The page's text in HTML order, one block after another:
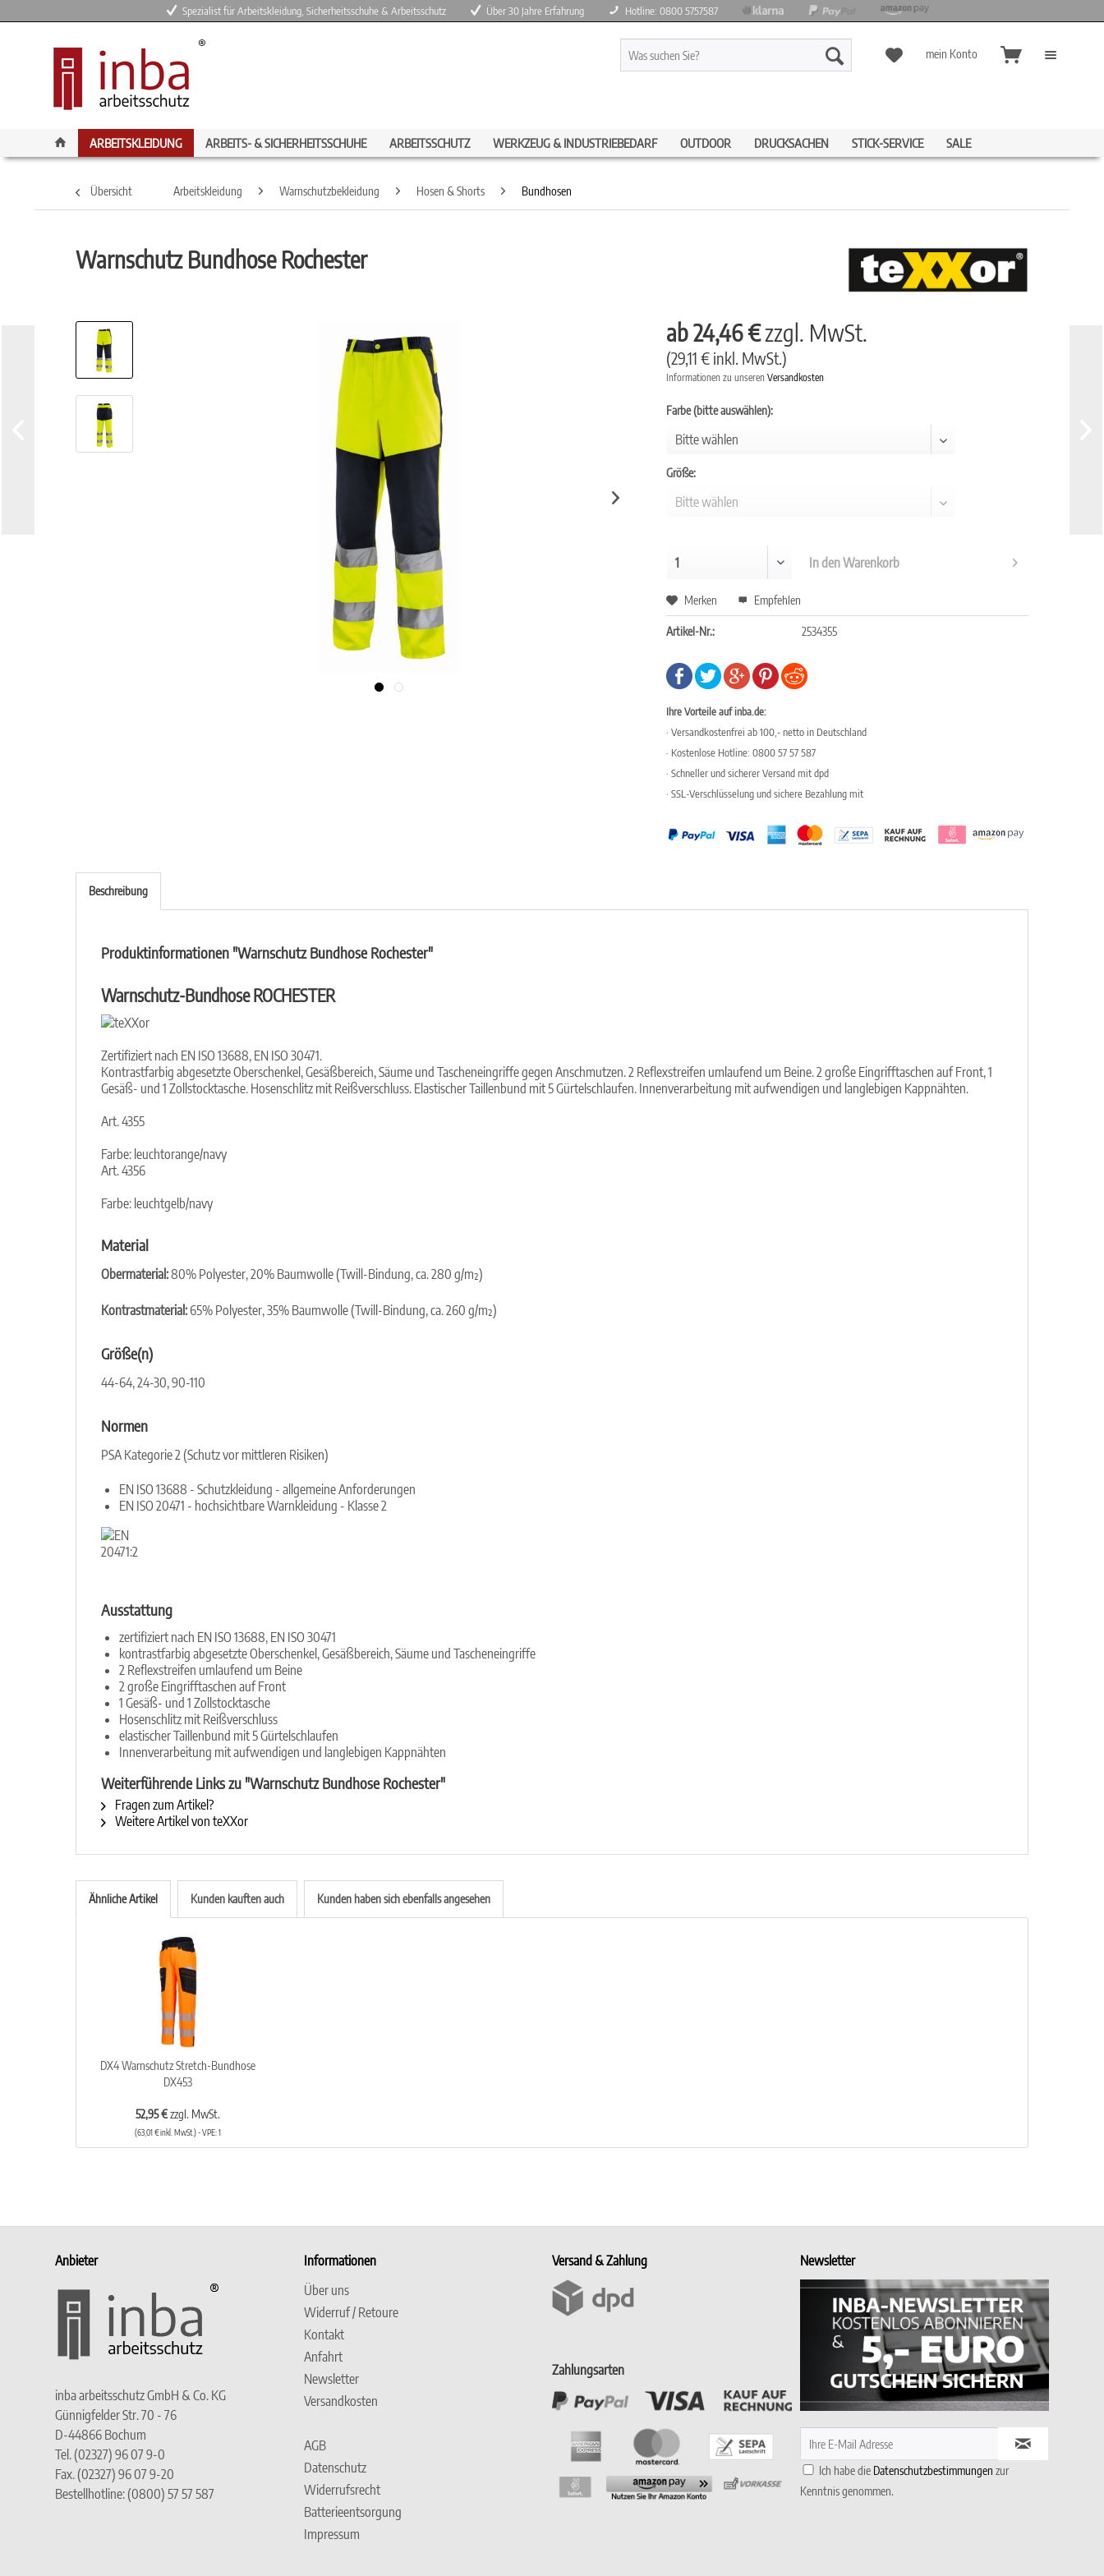
Spezialist für Arbeitskleidung, Sicherheitsschuhe & Arbeitsschutz Über 30 Jahre Erfahrung Hotline: 0800 5757587
mein Konto
ARBEITSKLEIDUNG ARBEITS- & SICHERHEITSSCHUHE ARBEITSSCHUTZ WERKZEUG & INDUSTRIEBEDARF OUTDOOR DRUCKSACHEN STICK-SERVICE SALE
Übersicht Arbeitskleidung Warnschutzbekleidung Hosen & Shorts Bundhosen
Warnschutz Bundhose Rochester
ab 24,46 €zzgl. MwSt.
(29,11 € inkl. MwSt.)
Informationen zu unserenVersandkosten
Farbe (bitte auswählen):
Größe:
In denWarenkorb
Merken Empfehlen
Artikel-Nr.: 2534355
Ihre Vorteile auf inba.de:
· Versandkostenfrei ab 100,- netto in Deutschland
· Kostenlose Hotline: 0800 57 57 587
· Schneller und sicherer Versand mit dpd
· SSL-Verschlüsselung und sichere Bezahlung mit
Beschreibung
Produktinformationen "Warnschutz Bundhose Rochester"
Warnschutz-Bundhose ROCHESTER
Zertifiziert nach EN ISO 13688, EN ISO 30471.
Kontrastfarbig abgesetzte Oberschenkel, Gesäßbereich, Säume und Tascheneingriffe gegen Anschmutzen. 2 Reflexstreifen umlaufend um Beine. 2 große Eingrifftaschen auf Front, 1
Gesäß- und 1 Zollstocktasche. Hosenschlitz mit Reißverschluss. Elastischer Taillenbund mit 5 Gürtelschlaufen. Innenverarbeitung mit aufwendigen und langlebigen Kappnähten.
Art. 4355
Farbe: leuchtorange/navy
Art. 4356
Farbe: leuchtgelb/navy
Material
Obermaterial:80% Polyester, 20% Baumwolle (Twill-Bindung, ca. 280 g/m²)
Kontrastmaterial: 65% Polyester, 35% Baumwolle (Twill-Bindung, ca. 260 g/m²)
Größe(n)
44-64, 24-30, 90-110
Normen
PSA Kategorie 2 (Schutz vor mittleren Risiken)
EN ISO 13688 - Schutzkleidung - allgemeine Anforderungen
EN ISO 20471 - hochsichtbare Warnkleidung - Klasse 2
Ausstattung
zertifiziert nach EN ISO 13688, EN ISO 30471
kontrastfarbig abgesetzte Oberschenkel, Gesäßbereich, Säume und Tascheneingriffe
2 Reflexstreifen umlaufend um Beine
2 große Eingrifftaschen auf Front
1 Gesäß- und 1 Zollstocktasche
Hosenschlitz mit Reißverschluss
elastischer Taillenbund mit 5 Gürtelschlaufen
Innenverarbeitung mit aufwendigen und langlebigen Kappnähten
Weiterführende Links zu "Warnschutz Bundhose Rochester"
Fragen zum Artikel?
Weitere Artikel von teXXor
Ähnliche Artikel Kunden kauften auch Kunden haben sich ebenfalls angesehen
DX4 Warnschutz Stretch-Bundhose
DX453
52,95 €zzgl. MwSt.
(63,01 € inkl. MwSt.) - VPE: 1
Anbieter
inba arbeitsschutz GmbH & Co. KG
Günnigfelder Str. 70 - 76
D-44866 Bochum
Tel. (02327) 96 07 9-0
Fax. (02327) 96 07 9-20
Bestellhotline: (0800) 57 57 587
Informationen
Über uns
Widerruf / Retoure
Kontakt
Anfahrt
Newsletter
Versandkosten
AGB
Datenschutz
Widerrufsrecht
Batterieentsorgung
Impressum
Versand & Zahlung
Zahlungsarten
Newsletter
Ich habe die Datenschutzbestimmungen zur
Kenntnis genommen.